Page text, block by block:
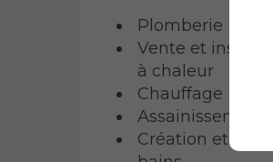
Plomberie
Vente et
à chaleur
Chauffage
Assainissement
Création et